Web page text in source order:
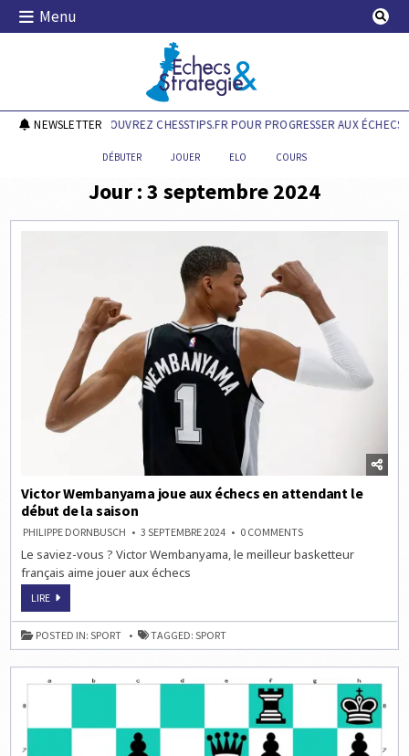
Skip
Menu
Echecs & Stratégie
NEWSLETTERDÉCOUVREZ CHESSTIPS.FR POUR PROGRESSER AUX ÉCHECS !
DÉBUTER JOUER ELO COURS
Jour :3 septembre 2024
Victor Wembanyama joue aux échecs en attendant le
début de la saison
PHILIPPE DORNBUSCH 3 SEPTEMBRE 2024 0 COMMENTSON
WEMBANYAMA
JOUE
LE
LA
Le saviez-vous ? Victor Wembanyama, le meilleur basketteur
français aime jouer aux échecs
LIREVICTOR
JOUE
AUX
ÉCHECS
EN
DÉBUT
POSTED IN:SPORT TAGGED:SPORT